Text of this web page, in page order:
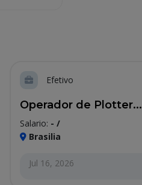
Efetivo
Operador de Plotter...
Salario: - /
Brasilia
Jul 16, 2026